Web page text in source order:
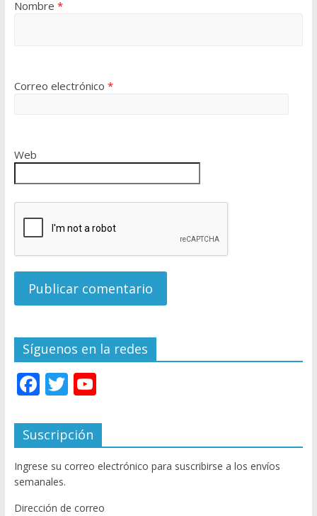
Nombre *
Correo electrónico *
Web
Síguenos en la redes
F
e
b
o
o
T
itt
er
Y
u
T
u
Suscripción
Ingrese su correo electrónico para suscribirse a los envíos
semanales.
Dirección de correo